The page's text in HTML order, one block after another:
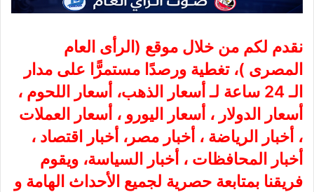
نقدم لكم من خلال موقع ( الرأى العام
المصرى )، تغطية ورصدًا مستمرًّا على مدار
الـ 24 ساعة لـ أسعار الذهب، أسعار اللحوم ،
أسعار الدولار ، أسعار اليورو ، أسعار العملات
، أخبار الرياضة ، أخبار مصر، أخبار اقتصاد ،
أخبار المحافظات ، أخبار السياسة، ويقوم
فريقنا بمتابعة حصرية لجميع الأحداث الهامة و